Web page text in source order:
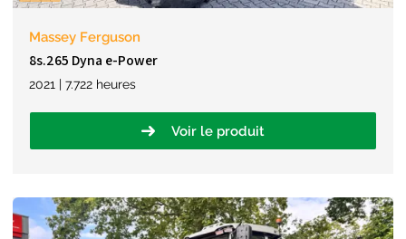
Massey Ferguson
8s.265 Dyna e-Power
2021 | 7.722 heures
Voir le produit